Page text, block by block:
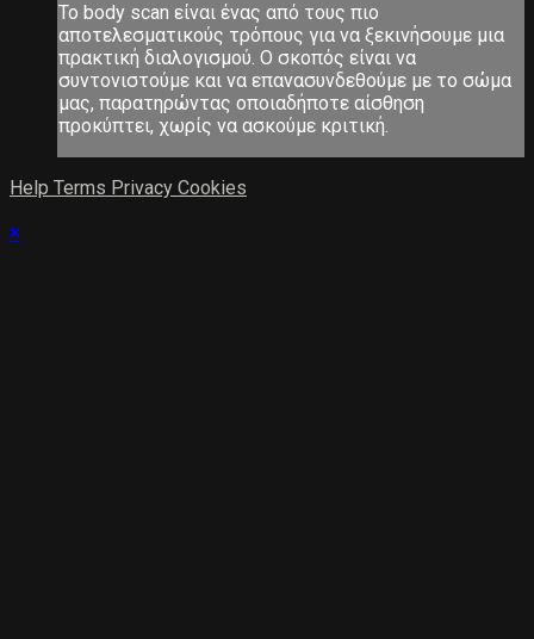
Το body scan είναι ένας από τους πιο
αποτελεσματικούς τρόπους για να ξεκινήσουμε μια
πρακτική διαλογισμού. Ο σκοπός είναι να
συντονιστούμε και να επανασυνδεθούμε με το σώμα
μας, παρατηρώντας οποιαδήποτε αίσθηση
προκύπτει, χωρίς να ασκούμε κριτική.
Help Terms Privacy Cookies
×